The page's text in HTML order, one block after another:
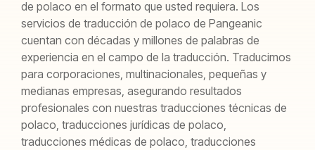
de polaco en el formato que usted requiera. Los
servicios de traducción de polaco de Pangeanic
cuentan con décadas y millones de palabras de
experiencia en el campo de la traducción. Traducimos
para corporaciones, multinacionales, pequeñas y
medianas empresas, asegurando resultados
profesionales con nuestras traducciones técnicas de
polaco, traducciones jurídicas de polaco,
traducciones médicas de polaco, traducciones